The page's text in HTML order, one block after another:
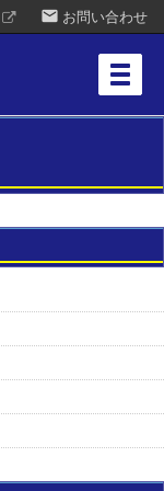
mail お問い合わせ